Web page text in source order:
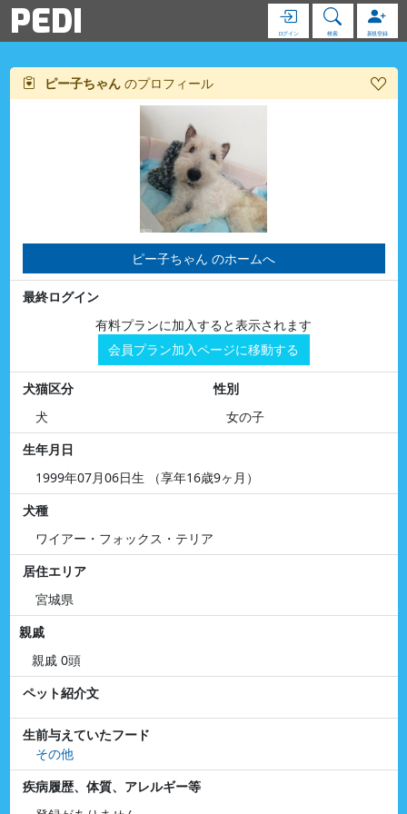
PEDI ログイン 検索 新規登録
ピー子ちゃん のプロフィール
ピー子ちゃん のホームへ
最終ログイン
有料プランに加入すると表示されます
会員プラン加入ページに移動する
犬猫区分
犬
性別
女の子
生年月日
1999年07月06日生 （享年16歳9ヶ月）
犬種
ワイアー・フォックス・テリア
居住エリア
宮城県
親戚
親戚 0頭
ペット紹介文
生前与えていたフード
その他
疾病履歴、体質、アレルギー等